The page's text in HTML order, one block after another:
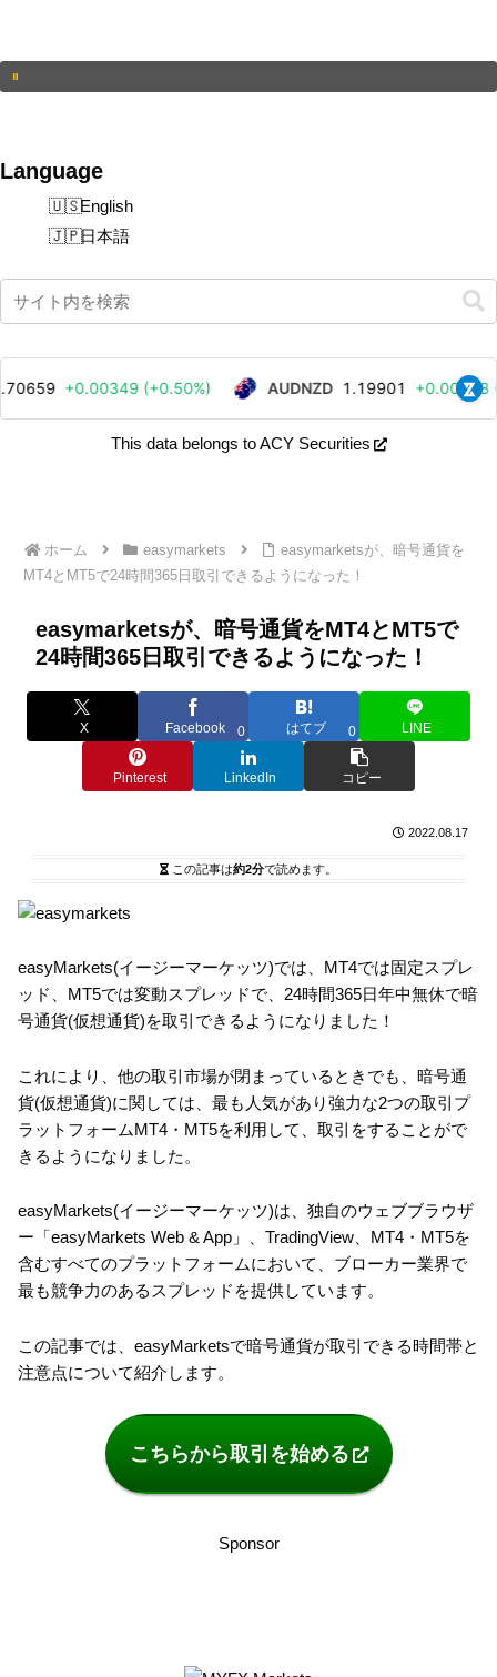
Language
English
日本語
This data belongs to ACY Securities
ホーム easymarkets
easymarketsが、暗号通貨を
MT4とMT5で24時間365日取引できるようになった！
easymarketsが、暗号通貨をMT4とMT5で
24時間365日取引できるようになった！
X Facebook 0 はてブ 0 LINE
Pinterest LinkedIn コピー
2022.08.17
この記事は約2分で読めます。
easyMarkets(イージーマーケッツ)では、MT4では固定スプレ
ッド、MT5では変動スプレッドで、24時間365日年中無休で暗
号通貨(仮想通貨)を取引できるようになりました！
これにより、他の取引市場が閉まっているときでも、暗号通
貨(仮想通貨)に関しては、最も人気があり強力な2つの取引プ
ラットフォームMT4・MT5を利用して、取引をすることがで
きるようになりました。
easyMarkets(イージーマーケッツ)は、独自のウェブブラウザ
ー「easyMarkets Web & App」、TradingView、MT4・MT5を
含むすべてのプラットフォームにおいて、ブローカー業界で
最も競争力のあるスプレッドを提供しています。
この記事では、easyMarketsで暗号通貨が取引できる時間帯と
注意点について紹介します。
こちらから取引を始める
Sponsor